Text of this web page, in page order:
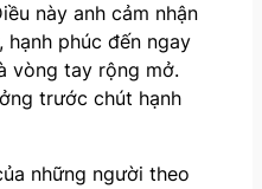
này anh cảm nhận
phúc đến ngay
vòng tay rộng mở.
trước chút hạnh
những người theo